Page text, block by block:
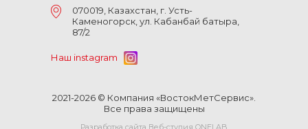
070019, Казахстан, г. Усть-
Каменогорск, ул. Кабанбай батыра,
87/2
Наш instagram
2021-2026 © Компания «ВостокМетСервис».
Все права защищены
Разработка сайта Веб-студия ONELAB